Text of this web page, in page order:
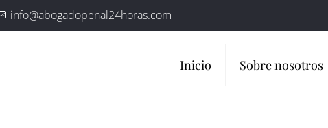
info@abogadopenal24horas.com
Inicio Sobre nosotros